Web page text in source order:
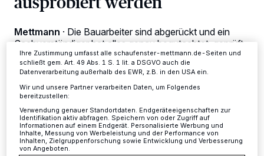
Mettmann · Die Bauarbeiter sind abgerückt und ein
Sachverständiger hat alles genau begutachtet, geprüft
und schließlich sein Okay gegeben. Jetzt ist die
Parkour-Anlage an der Rheinstraße freigegeben
10.12.2021 , 07:20 Uhr Eine Minute Lesezeit
ändern oder Ihre Einwilligung zu widerrufen, indem Sie auf den Link
Ihre Einstellungen gelten innerhalb unseres Website. Weitere
Informationen finden Sie in unserer Datenschutzerklärung.
Ihre Zustimmung umfasst alle schaufenster-mettmann.de-Seiten und
schließt gem. Art. 49 Abs. 1 S. 1 lit. a DSGVO auch die
Datenverarbeitung außerhalb des EWR, z.B. in den USA ein.
Wir und unsere Partner verarbeiten Daten, um Folgendes
bereitzustellen:
Verwendung genauer Standortdaten. Endgeräteeigenschaften zur
Identifikation aktiv abfragen. Speichern von oder Zugriff auf
Informationen auf einem Endgerät. Personalisierte Werbung und
Inhalte, Messung von Werbeleistung und der Performance von
Inhalten, Zielgruppenforschung sowie Entwicklung und Verbesserung
von Angeboten.